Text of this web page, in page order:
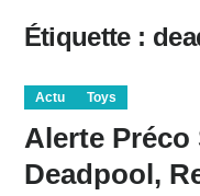
Étiquette :
Actu Toys
Alerte Préco
Deadpool,